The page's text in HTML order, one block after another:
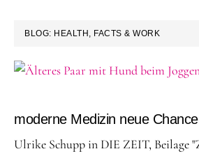
BLOG: HEALTH, FACTS & WORK
moderne Medizin neue
Ulrike Schupp in DIE ZEIT, Beilage